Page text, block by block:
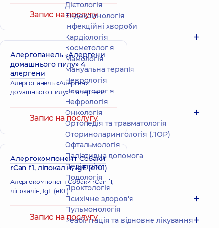
Запис на послугу
Алергопанель «Алергени
домашнього пилу» 4
алергени
Алергопанель «Алергени
домашнього пилу» 4 алергени
Запис на послугу
Алергокомпонент Собаки
rCan f1, ліпокалін, IgE (e101)
Алергокомпонент Собаки rCan f1,
ліпокалін, IgE (e101)
Запис на послугу
Дієтологія
Ендокринологія
Інфекційні хвороби
Кардіологія
Косметологія
Мамологія
Мануальна терапія
Неврологія
Неонатологія
Нефрологія
Онкологія
Ортопедія та травматологія
Оториноларингологія (ЛОР)
Офтальмологія
Паліативна допомога
Педіатрія
Подологiя
Проктологія
Психічне здоров'я
Пульмонологія
Реабілітація та відновне лікування